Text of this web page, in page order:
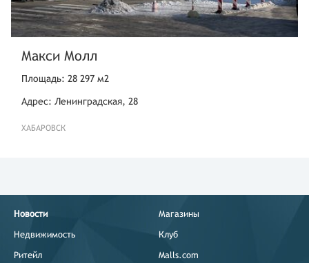
Макси Молл
Площадь: 28 297 м2
Адрес: Ленинградская, 28
ХАБАРОВСК
Новости
Недвижимость
Ритейл
Магазины
Клуб
Malls.com